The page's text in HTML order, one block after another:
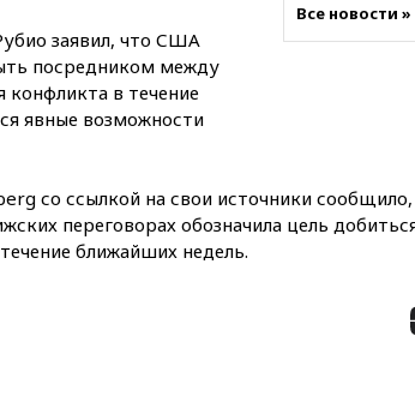
поражению
«сценарий
Все новости »
заявил, что США
посредником между
конфликта в течение
явные возможности
со ссылкой на свои источники сообщило,
переговорах обозначила цель
ближайших недель.